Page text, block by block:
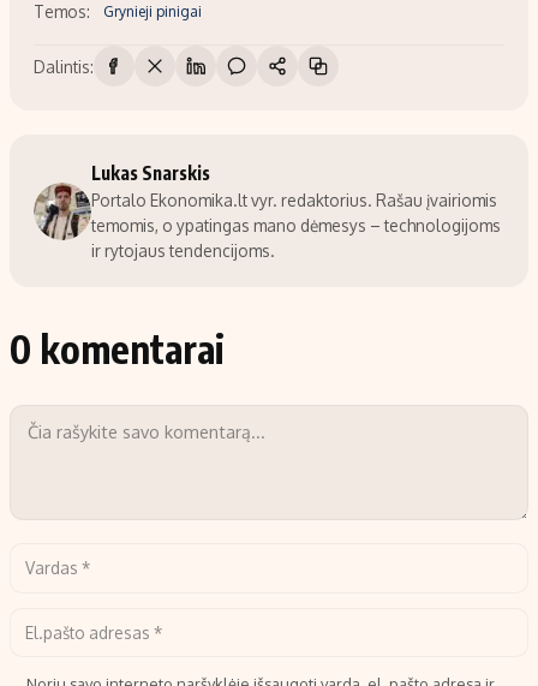
Temos: Grynieji pinigai
Dalintis:
Lukas Snarskis
Portalo Ekonomika.lt vyr. redaktorius. Rašau įvairiomis
temomis, o ypatingas mano dėmesys – technologijoms
ir rytojaus tendencijoms.
0 komentarai